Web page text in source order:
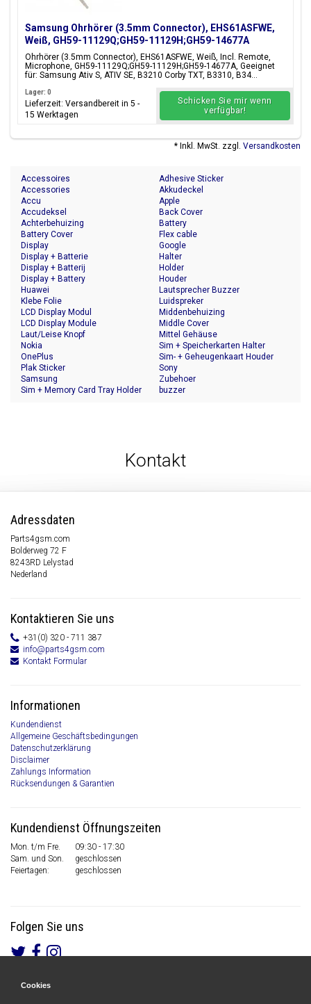
Samsung Ohrhörer (3.5mm Connector), EHS61ASFWE,
Weiß, GH59-11129Q;GH59-11129H;GH59-14677A
Ohrhörer (3.5mm Connector), EHS61ASFWE, Weiß, Incl. Remote,
Microphone, GH59-11129Q;GH59-11129H;GH59-14677A, Geeignet
für: Samsung Ativ S, ATIV SE, B3210 Corby TXT, B3310, B34...
Lager: 0
Lieferzeit: Versandbereit in 5 -
15 Werktagen
Schicken Sie mir wenn
verfügbar!
* Inkl. MwSt. zzgl. Versandkosten
Accessoires
Accessories
Accu
Accudeksel
Achterbehuizing
Adhesive Sticker
Akkudeckel
Apple
Back Cover
Battery
Battery Cover
Display
Display + Batterie
Display + Batterij
Display + Battery
Flex cable
Google
Halter
Holder
Houder
Huawei
Klebe Folie
LCD Display Modul
LCD Display Module
Laut/Leise Knopf
Lautsprecher Buzzer
Luidspreker
Middenbehuizing
Middle Cover
Mittel Gehäuse
Nokia
OnePlus
Plak Sticker
Samsung
Sim + Memory Card Tray Holder
Sim + Speicherkarten Halter
Sim- + Geheugenkaart Houder
Sony
Zubehoer
buzzer
Kontakt
Adressdaten
Parts4gsm.com
Bolderweg 72 F
8243RD Lelystad
Nederland
Kontaktieren Sie uns
+31(0) 320 - 711 387
info@parts4gsm.com
Kontakt Formular
Informationen
Kundendienst
Allgemeine Geschäftsbedingungen
Datenschutzerklärung
Disclaimer
Zahlungs Information
Rücksendungen & Garantien
Kundendienst Öffnungszeiten
Mon. t/m Fre.
09:30 - 17:30
Sam. und Son.
geschlossen
Feiertagen:
geschlossen
Folgen Sie uns
Cookies